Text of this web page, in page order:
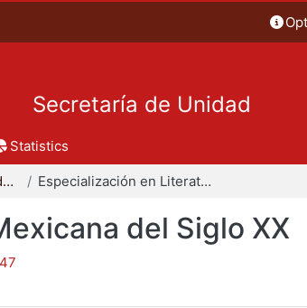
Secretaría de Unidad
Statistics
Coordinación Divisional de Posgrado Especialización en Literatura Mexicana del Siglo XX
del Siglo XX